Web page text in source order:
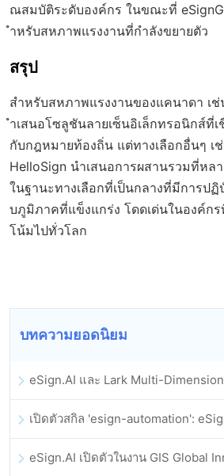
ณสมบัติระดับองค์กร ในขณะที่
ำหรับสหภาพแรงงานที่กำลังขยายตัว
สรุป
สำหรับสหภาพแรงงานของแคนาดา เช่
ำเสนอโซลูชันลายเซ็นอิเล็กทรอนิกส์ที่
กับกฎหมายท้องถิ่น แต่ทางเลือกอื่นๆ เ
HelloSign นำเสนอการผสานรวมที่หล
ในฐานะทางเลือกที่เป็นกลางที่มีการป
บภูมิภาคที่แข็งแกร่ง โดดเด่นในองค์ก
โน้มไปทั่วโลก
บทความยอดนิยม